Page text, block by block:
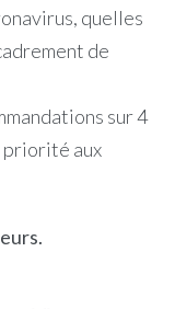
quelles
de
sur 4
priorité aux